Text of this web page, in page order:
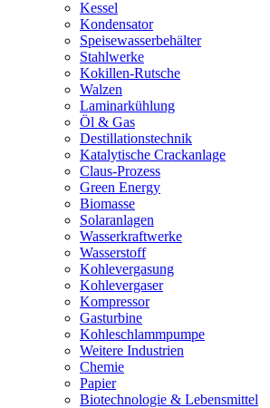
Kessel
Kondensator
Speisewasserbehälter
Stahlwerke
Kokillen-Rutsche
Walzen
Laminarkühlung
Öl & Gas
Destillationstechnik
Katalytische Crackanlage
Claus-Prozess
Green Energy
Biomasse
Solaranlagen
Wasserkraftwerke
Wasserstoff
Kohlevergasung
Kohlevergaser
Kompressor
Gasturbine
Kohleschlammpumpe
Weitere Industrien
Chemie
Papier
Biotechnologie & Lebensmittel